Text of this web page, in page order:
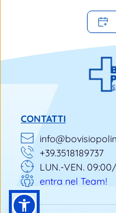
CONTATTI
+39.3518189737
LUN.-VEN.
entra nel Team!
Utilizziamo cookie anche di
navigazione in linea con le tue
sito, acconsenti alla policy del